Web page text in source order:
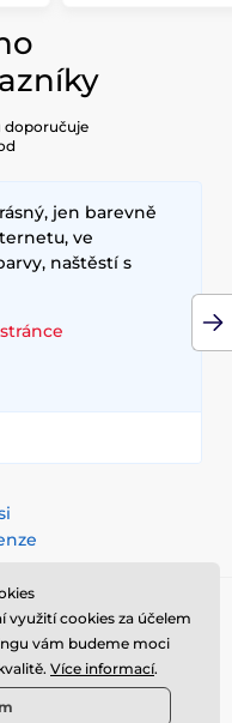
doporučuje
jen barevně
ve
naštěstí s
Přihlásit
se můžete z newsletteru
využití cookies za účelem
vám budeme moci
Více informací.